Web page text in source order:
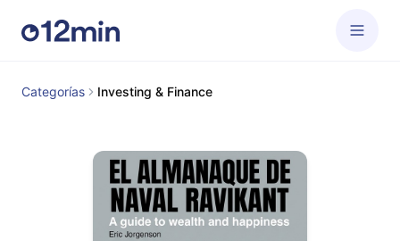
Categorías Investing & Finance